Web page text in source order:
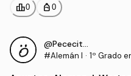
leaderboard0 personal_bag 0
@Pececito331
#Alemán I · 1º Grado